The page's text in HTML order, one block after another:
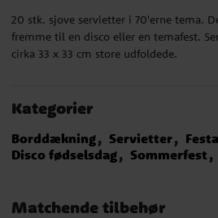
20 stk. sjove servietter i 70'erne tema.
fremme til en disco eller en temafest.
cirka 33 x 33 cm store udfoldede.
Kategorier
Borddækning Servietter
Disco fødselsdag
Sommerfest
Matchende tilbehør